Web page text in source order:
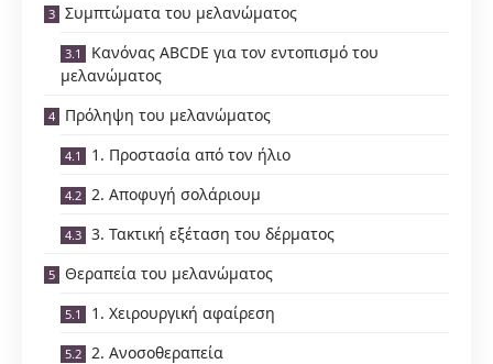
Συμπτώματα του μελανώματος
Κανόνας ABCDE για τον εντοπισμό του
μελανώματος
Πρόληψη του μελανώματος
1. Προστασία από τον ήλιο
2. Αποφυγή σολάριουμ
3. Τακτική εξέταση του δέρματος
Θεραπεία του μελανώματος
1. Χειρουργική αφαίρεση
2. Ανοσοθεραπεία